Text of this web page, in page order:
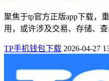
聚焦于tp官方正版app下载，
用，或许涉及交易、存储、
TP手机钱包下载 2026-04-27